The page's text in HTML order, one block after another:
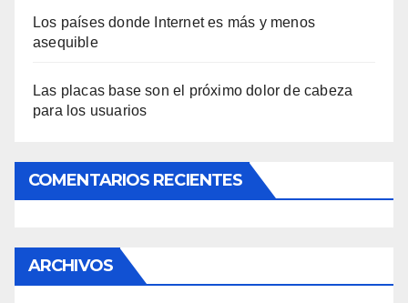
Los países donde Internet es más y menos
asequible
Las placas base son el próximo dolor de cabeza
para los usuarios
COMENTARIOS RECIENTES
ARCHIVOS